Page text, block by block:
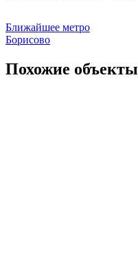
Ближайшее метро
Борисово
Похожие объекты